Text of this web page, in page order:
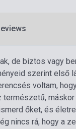
de biztos vagy
szerint első
voltam,
őket, és
nincs rá, hogy a